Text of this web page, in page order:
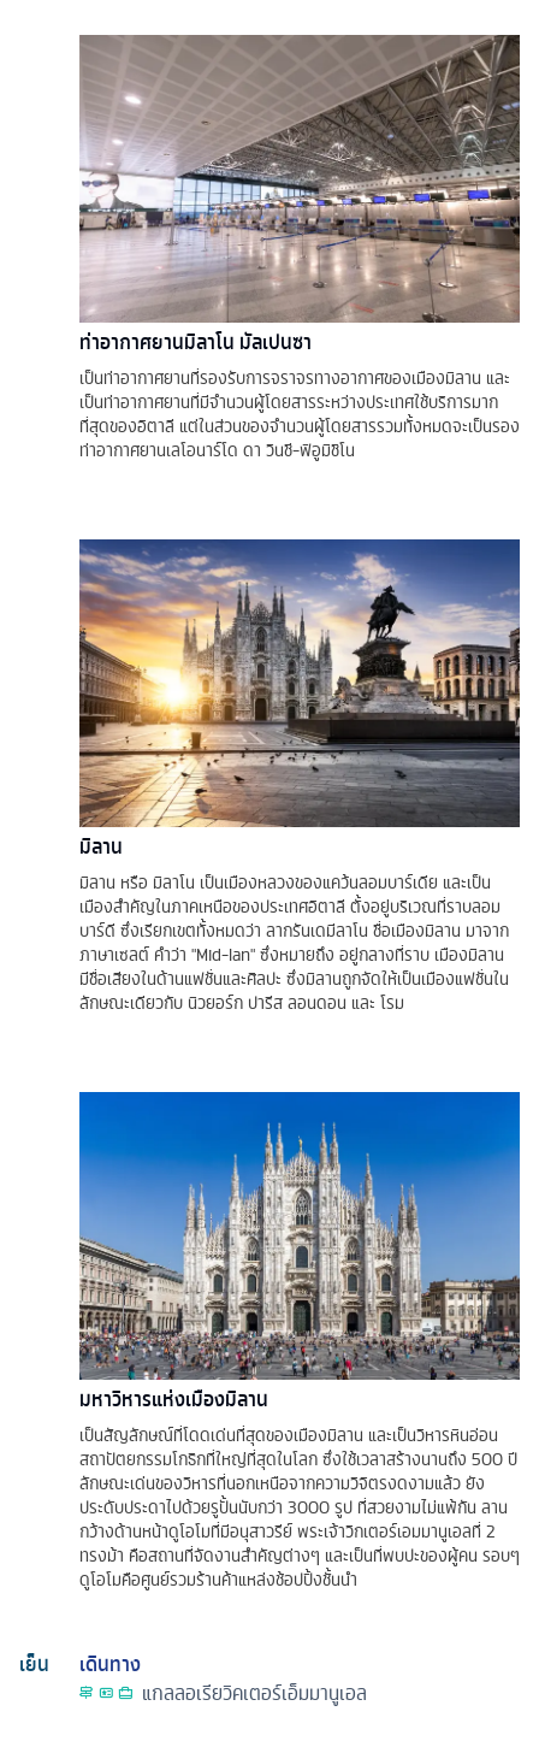
ท่าอากาศยานมิลาโน มัลเปนซา
เป็นท่าอากาศยานที่รองรับการจราจรทางอากาศของเมืองมิลาน และ
เป็นท่าอากาศยานที่มีจำนวนผู้โดยสารระหว่างประเทศใช้บริการมาก
ที่สุดของอิตาลี แต่ในส่วนของจำนวนผู้โดยสารรวมทั้งหมดจะเป็นรอง
ท่าอากาศยานเลโอนาร์โด ดา วินชี-ฟิอูมิชิโน
มิลาน
มิลาน หรือ มิลาโน เป็นเมืองหลวงของแคว้นลอมบาร์เดีย และเป็น
เมืองสำคัญในภาคเหนือของประเทศอิตาลี ตั้งอยู่บริเวณที่ราบลอม
บาร์ดี ซึ่งเรียกเขตทั้งหมดว่า ลากรันเดมีลาโน ชื่อเมืองมิลาน มาจาก
ภาษาเซลต์ คำว่า "Mid-lan" ซึ่งหมายถึง อยู่กลางที่ราบ เมืองมิลาน
มีชื่อเสียงในด้านแฟชั่นและศิลปะ ซึ่งมิลานถูกจัดให้เป็นเมืองแฟชั่นใน
ลักษณะเดียวกับ นิวยอร์ก ปารีส ลอนดอน และ โรม
มหาวิหารแห่งเมืองมิลาน
เป็นสัญลักษณ์ที่โดดเด่นที่สุดของเมืองมิลาน และเป็นวิหารหินอ่อน
สถาปัตยกรรมโกธิกที่ใหญ่ที่สุดในโลก ซึ่งใช้เวลาสร้างนานถึง 500 ปี
ลักษณะเด่นของวิหารที่นอกเหนือจากความวิจิตรงดงามแล้ว ยัง
ประดับประดาไปด้วยรูปั้นนับกว่า 3000 รูป ที่สวยงามไม่แพ้กัน ลาน
กว้างด้านหน้าดูโอโมที่มีอนุสาวรีย์ พระเจ้าวิกเตอร์เอมมานูเอลที่ 2
ทรงม้า คือสถานที่จัดงานสำคัญต่างๆ และเป็นที่พบปะของผู้คน รอบๆ
ดูโอโมคือศูนย์รวมร้านค้าแหล่งช้อปปิ้งชั้นนำ
เย็น
เดินทาง
แกลลอเรียวิคเตอร์เอ็มมานูเอล